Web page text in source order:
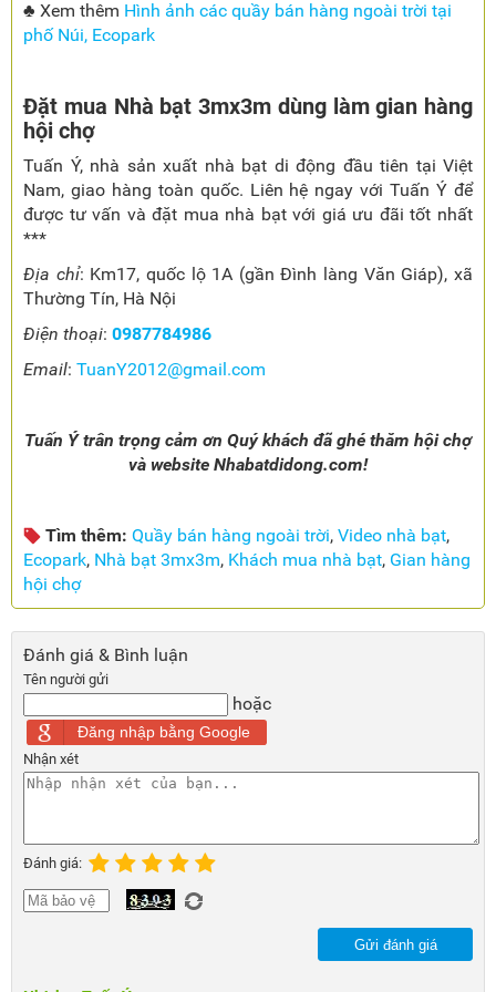
♣ Xem thêm Hình ảnh các quầy bán hàng ngoài trời tại
phố Núi, Ecopark
Đặt mua Nhà bạt 3mx3m dùng làm gian hàng
hội chợ
Tuấn Ý, nhà sản xuất nhà bạt di động đầu tiên tại Việt
Nam, giao hàng toàn quốc. Liên hệ ngay với Tuấn Ý để
được tư vấn và đặt mua nhà bạt với giá ưu đãi tốt nhất
***
Địa chỉ: Km17, quốc lộ 1A (gần Đình làng Văn Giáp), xã
Thường Tín, Hà Nội
Điện thoại: 0987784986
Email: TuanY2012@gmail.com
Tuấn Ý trân trọng cảm ơn Quý khách đã ghé thăm hội chợ
và website Nhabatdidong.com!
Tìm thêm: Quầy bán hàng ngoài trời, Video nhà bạt,
Ecopark, Nhà bạt 3mx3m, Khách mua nhà bạt, Gian hàng
hội chợ
Đánh giá & Bình luận
Tên người gửi
hoặc
Đăng nhập bằng Google
Nhận xét
Đánh giá:
Gửi đánh giá